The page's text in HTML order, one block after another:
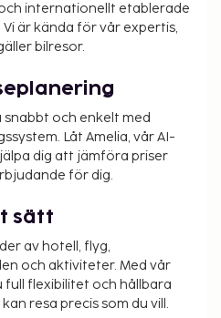
gäller inte barn
till 31 oktober, EUR 2.20
till 9 nätter, och EUR
gäller inte barn under 16
som boendet har
på boendet kan inte
på grund av statliga
få mer information
boendet med
i bokningsbekräftelsen.
internationellt etablerade
är kända för vår expertis,
bilresor.
snabbt och enkelt med
Låt Amelia, vår AI-
dig att jämföra priser
för dig.
sätt
av hotell, flyg,
och aktiviteter. Med vår
flexibilitet och hållbara
resa precis som du vill.